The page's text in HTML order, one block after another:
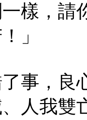
樣，請
」
，良
人我雙